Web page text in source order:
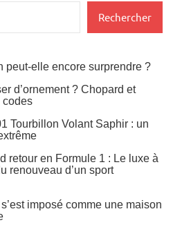
Rechercher
peut-elle encore surprendre ?
d’ornement ? Chopard et
codes
Tourbillon Volant Saphir : un
retour en Formule 1 : Le luxe à
renouveau d’un sport
imposé comme une maison